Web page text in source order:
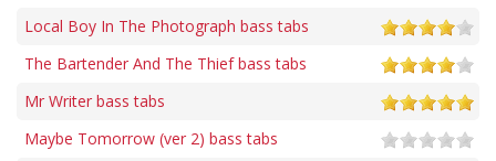
Local Boy In The Photograph bass tabs
The Bartender And The Thief bass tabs
Mr Writer bass tabs
Maybe Tomorrow (ver 2) bass tabs